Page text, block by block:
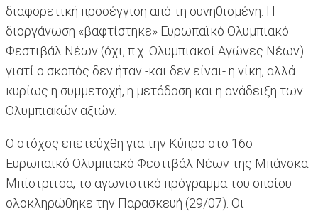
διαφορετική προσέγγιση από τη συνηθισμένη. Η
διοργάνωση «βαφτίστηκε» Ευρωπαϊκό Ολυμπιακό
Φεστιβάλ Νέων (όχι, π.χ. Ολυμπιακοί Αγώνες Νέων)
γιατί ο σκοπός δεν ήταν -και δεν είναι- η νίκη, αλλά
κυρίως η συμμετοχή, η μετάδοση και η ανάδειξη των
Ολυμπιακών αξιών.
Ο στόχος επετεύχθη για την Κύπρο στο 16ο
Ευρωπαϊκό Ολυμπιακό Φεστιβάλ Νέων της Μπάνσκα
Μπίστριτσα, το αγωνιστικό πρόγραμμα του οποίου
ολοκληρώθηκε την Παρασκευή (29/07). Οι